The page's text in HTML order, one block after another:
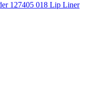
127405 018 Lip Liner